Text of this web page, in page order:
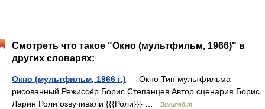
Смотреть что такое "Окно (мультфильм, 1966)" в
других словарях:
Окно (мультфильм, 1966 г.) — Окно Тип мультфильма
рисованный Режиссёр Борис Степанцев Автор сценария Борис
Ларин Роли озвучивали {{{Роли}}} …
Википедия